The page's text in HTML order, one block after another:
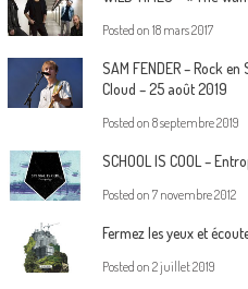
Posted on 18 mars 2017
SAM FENDER – Rock
Cloud – 25 août 2019
Posted on 8 septembre 2019
SCHOOL IS COOL –
Posted on 7 novembre 2012
Fermez les yeux et
Posted on 2 juillet 2019